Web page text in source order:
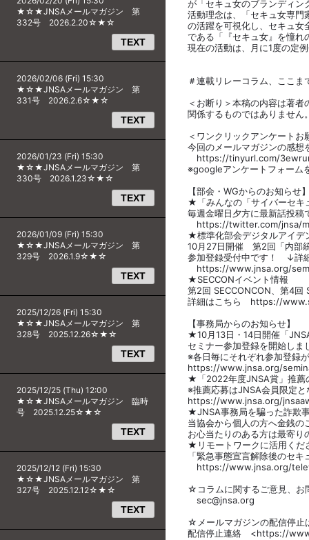
★☆★JNSAメールマガジン 第
332号 2026.2.20☆★☆
TEXT
2026/02/06 (Fri) 15:30
★☆★JNSAメールマガジン 第
331号 2026.2.6☆★☆
TEXT
2026/01/23 (Fri) 15:30
★☆★JNSAメールマガジン 第
330号 2026.1.23☆★☆
TEXT
2026/01/09 (Fri) 15:30
★☆★JNSAメールマガジン 第
329号 2026.1.9☆★☆
TEXT
2025/12/26 (Fri) 15:30
★☆★JNSAメールマガジン 第
328号 2025.12.26☆★☆
TEXT
2025/12/25 (Thu) 12:00
★☆★JNSAメールマガジン 臨時
号 2025.12.25☆★☆
TEXT
2025/12/12 (Fri) 15:30
★☆★JNSAメールマガジン 第
327号 2025.12.12☆★☆
TEXT
が「セキュ女のブランディン
活動理念は、「セキュ女専門
の活躍を可視化し、セキュ女
である「『セキュ女』を憧れ
現在の活動は、月に1度の定
＃連載リレーコラム、ここま
＜お断り＞本稿の内容は著
関係するものではありません
＜ワンクリックアンケートお
今回のメールマガジンの感想
https://tinyurl.com/
※googleアンケートフォーム
【部会・WGからのお知らせ
★「みんなの「サイバーセキ
毎週金曜日夕方に最新話投稿
https://twitter.com/jnsa/
★標準化部会デジタルアイデ
10月27日開催 第2回「内部
参加登録受付中です！ ↓詳
https://www.jnsa.org/
★SECCONイベント情報
第2回 SECCONCON、第4回
詳細はこちら https://
【事務局からのお知らせ】
★10月13日・14日開催「
セミナー参加登録を開始し
※各日毎にそれぞれ参加登録
https://www.jnsa.org/
★「2022年度JNSA賞」推薦
※推薦応募はJNSA会員限定と
https://www.jnsa.org/
★JNSA事務局を騙った詐欺
当協会から個人の方へ金銭の
お心当たりのある方は最寄り
★リモートワークに活用くだ
「緊急事態宣言解除後のセ
https://www.jnsa.org/
☆コラムに関するご意見、お
sec@jnsa.org
☆メールマガジンの配信停止
配信停止連絡 <https://